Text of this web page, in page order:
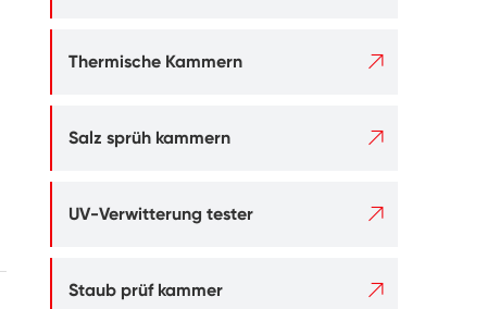
Thermische Kammern 
Salz sprüh kammern 
UV-Verwitterung tester 
Staub prüf kammer 